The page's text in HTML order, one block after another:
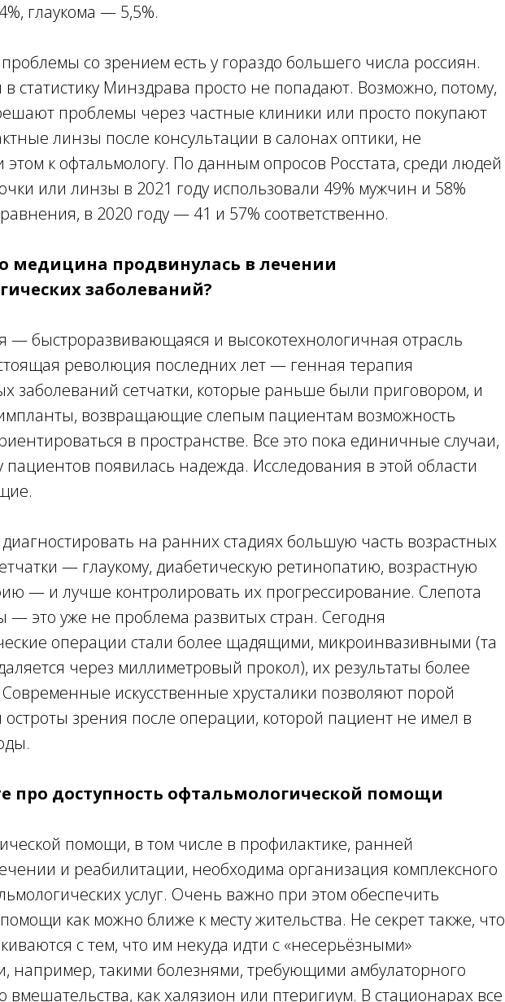
глаукома — 5,5%.
со зрением есть у гораздо большего числа россиян.
статистику Минздрава просто не попадают. Возможно, потому,
проблемы через частные клиники или просто покупают
линзы после консультации в салонах оптики, не
к офтальмологу. По данным опросов Росстата, среди людей
или линзы в 2021 году использовали 49% мужчин и 58%
в 2020 году — 41 и 57% соответственно.
медицина продвинулась в лечении
заболеваний?
— быстроразвивающаяся и высокотехнологичная отрасль
революция последних лет — генная терапия
заболеваний сетчатки, которые раньше были приговором, и
возвращающие слепым пациентам возможность
в пространстве. Все это пока единичные случаи,
пациентов появилась надежда. Исследования в этой области
на ранних стадиях большую часть возрастных
— глаукому, диабетическую ретинопатию, возрастную
— и лучше контролировать их прогрессирование. Слепота
— это уже не проблема развитых стран. Сегодня
операции стали более щадящими, микроинвазивными (та
через миллиметровый прокол), их результаты более
искусственные хрусталики позволяют порой
остроты зрения после операции, которой пациент не имел в
про доступность офтальмологической помощи
помощи, в том числе в профилактике, ранней
и реабилитации, необходима организация комплексного
услуг. Очень важно при этом обеспечить
как можно ближе к месту жительства. Не секрет также, что
с тем, что им некуда идти с «несерьёзными»
например, такими болезнями, требующими амбулаторного
вмешательства, как халязион или птеригиум. В стационарах все